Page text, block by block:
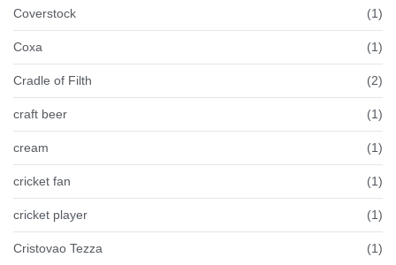
Coverstock (1)
Coxa (1)
Cradle of Filth (2)
craft beer (1)
cream (1)
cricket fan (1)
cricket player (1)
Cristovao Tezza (1)